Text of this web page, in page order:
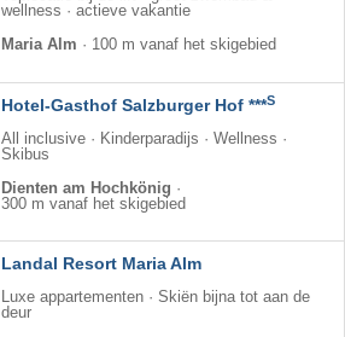
wellness · actieve vakantie
Maria Alm · 100 m vanaf het skigebied
Hotel-Gasthof Salzburger Hof ***S
All inclusive · Kinderparadijs · Wellness ·
Skibus
Dienten am Hochkönig ·
300 m vanaf het skigebied
Landal Resort Maria Alm
Luxe appartementen · Skiën bijna tot aan de
deur